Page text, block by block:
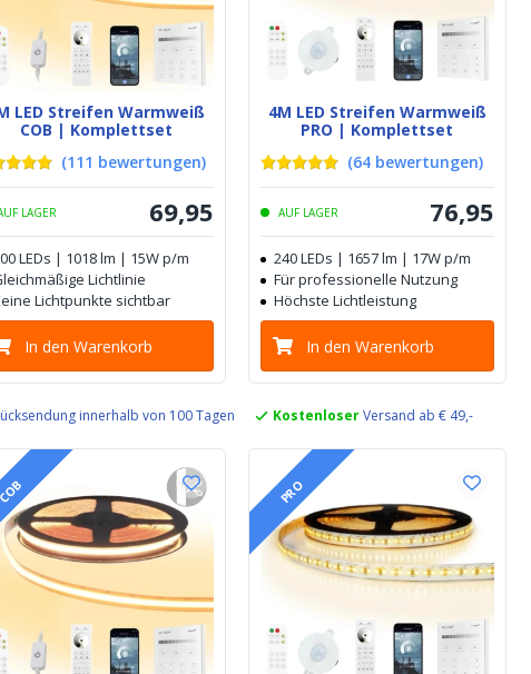
LED Streifen Warmweiß
COB | Komplettset
(111 bewertungen)
LAGER 69,95
LEDs | 1018 lm | 15W p/m
Lichtlinie
Lichtpunkte sichtbar
In den Warenkorb
4M LED Streifen Warmweiß
PRO | Komplettset
(64 bewertungen)
AUF LAGER 76,95
240 LEDs | 1657 lm | 17W p/m
Für professionelle Nutzung
Höchste Lichtleistung
In den Warenkorb
innerhalb von 100 Tagen KostenloserVersand ab € 49,-
PRO